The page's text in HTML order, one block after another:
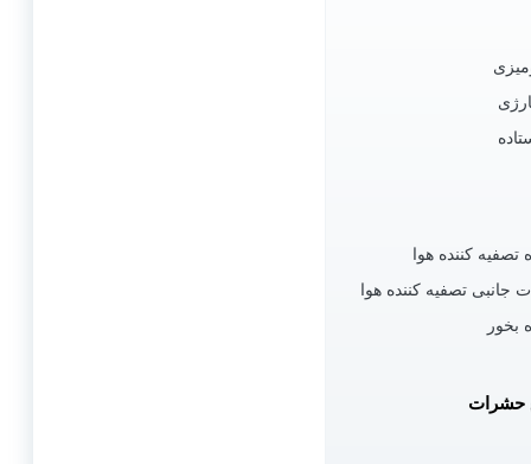
تصفیه کننده هوا
جانبی تصفیه کننده هوا
بخور
حشرات